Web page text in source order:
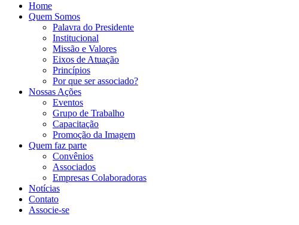
Home
Quem Somos
Palavra do Presidente
Institucional
Missão e Valores
Eixos de Atuação
Princípios
Por que ser associado?​
Nossas Ações
Eventos
Grupo de Trabalho
Capacitação
Promoção da Imagem
Quem faz parte
Convênios
Associados
Empresas Colaboradoras
Notícias
Contato
Associe-se